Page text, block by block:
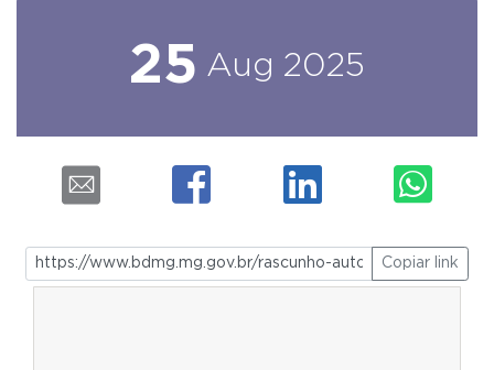
25 Aug 2025
Copiar link